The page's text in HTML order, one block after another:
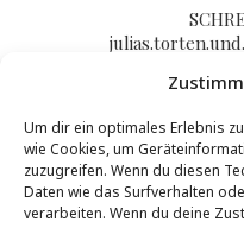
Um dir ein optimales Erlebnis
wie Cookies, um
zuzugreifen. Wenn du diesen
Daten wie das Surfverhalten
verarbeiten. Wenn du deine
Impressum/